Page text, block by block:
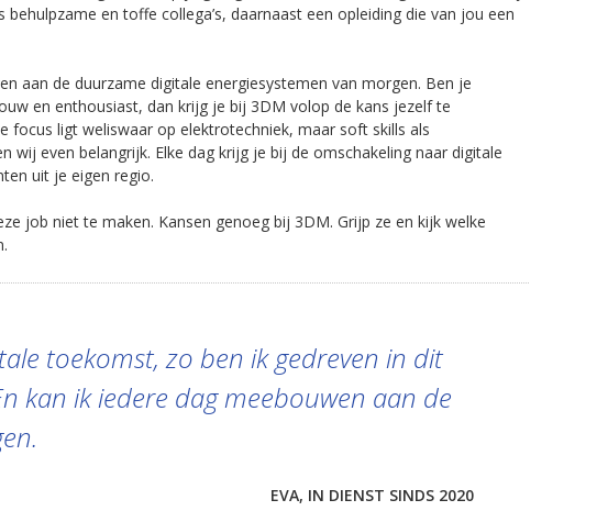
en toffe collega’s, daarnaast een opleiding die van jou een
aan de duurzame digitale energiesystemen van morgen. Ben je
en enthousiast, dan krijg je bij 3DM volop de kans jezelf te
focus ligt weliswaar op elektrotechniek, maar soft skills als
wij even belangrijk. Elke dag krijg je bij de omschakeling naar digitale
uit je eigen regio.
job niet te maken. Kansen genoeg bij 3DM. Grijp ze en kijk welke
toekomst, zo ben ik gedreven in dit
kan ik iedere dag meebouwen aan de
EVA, IN DIENST SINDS 2020